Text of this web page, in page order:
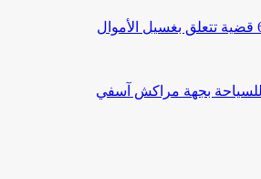
للسياحة بجهة مراكش آسفي